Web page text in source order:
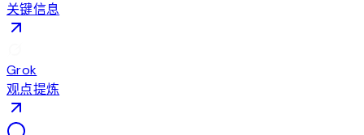
关键信息
Grok
观点提炼